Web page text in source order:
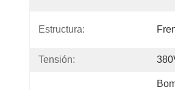
Estructura:
Tensión: